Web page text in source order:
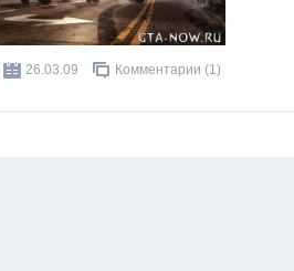
26.03.09 Комментарии (1)